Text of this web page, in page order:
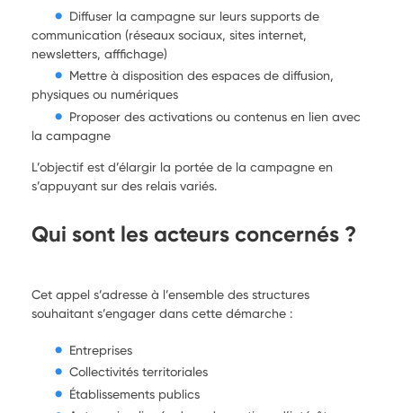
Diffuser la campagne sur leurs supports de
communication (réseaux sociaux, sites internet,
newsletters, afffichage)
Mettre à disposition des espaces de diffusion,
physiques ou numériques
Proposer des activations ou contenus en lien avec
la campagne
L’objectif est d’élargir la portée de la campagne en
s’appuyant sur des relais variés.
Qui sont les acteurs concernés ?
Cet appel s’adresse à l’ensemble des structures
souhaitant s’engager dans cette démarche :
Entreprises
Collectivités territoriales
Établissements publics